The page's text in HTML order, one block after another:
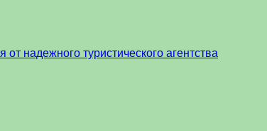
надежного туристического агентства